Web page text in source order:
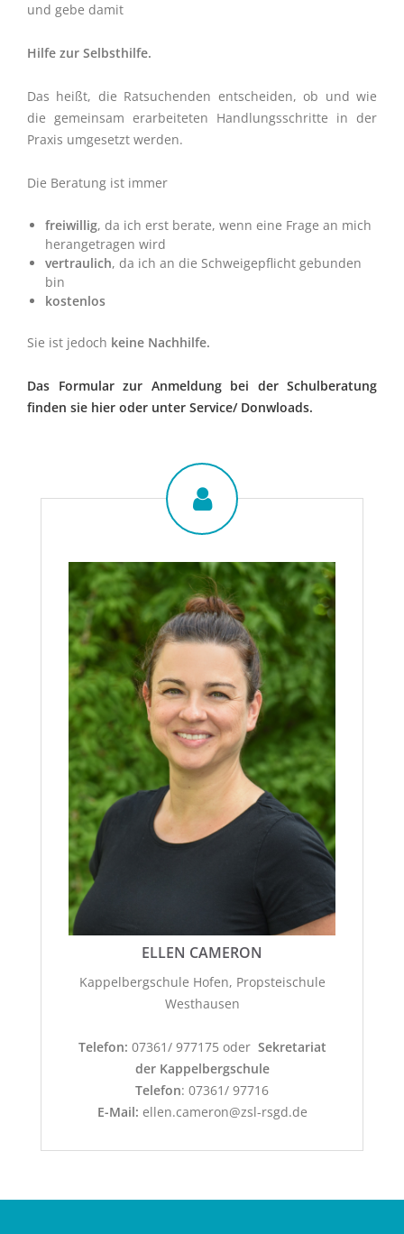
und gebe damit
Hilfe zur Selbsthilfe.
Das heißt, die Ratsuchenden entscheiden, ob und wie
die gemeinsam erarbeiteten Handlungsschritte in der
Praxis umgesetzt werden.
Die Beratung ist immer
freiwillig, da ich erst berate, wenn eine Frage an mich
herangetragen wird
vertraulich, da ich an die Schweigepflicht gebunden
bin
kostenlos
Sie ist jedoch keine Nachhilfe.
Das Formular zur Anmeldung bei der Schulberatung
finden sie hier oder unter Service/ Donwloads.
ELLEN CAMERON
Kappelbergschule Hofen, Propsteischule
Westhausen
Telefon: 07361/ 977175 oder Sekretariat
der Kappelbergschule
Telefon: 07361/ 97716
E-Mail: ellen.cameron@zsl-rsgd.de